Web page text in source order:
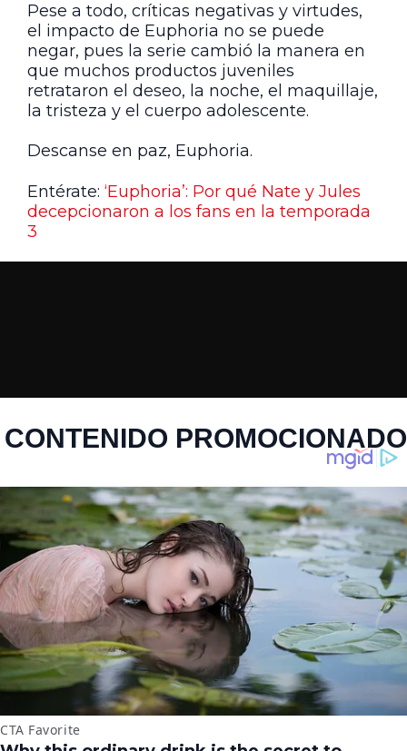
Pese a todo, críticas negativas y virtudes,
el impacto de Euphoria no se puede
negar, pues la serie cambió la manera en
que muchos productos juveniles
retrataron el deseo, la noche, el maquillaje,
la tristeza y el cuerpo adolescente.
Descanse en paz, Euphoria.
Entérate: ‘Euphoria’: Por qué Nate y Jules
decepcionaron a los fans en la temporada
3